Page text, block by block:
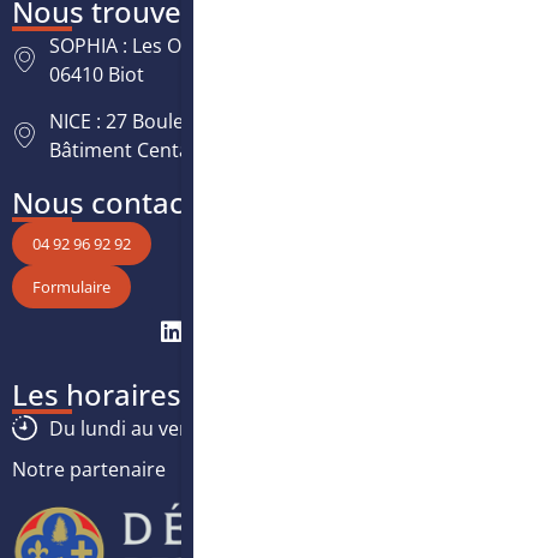
Nous trouver
SOPHIA : Les Oréades, 125 rue des Amandiers,
06410 Biot
NICE : 27 Boulevard Paul Montel Nice Leader -
Bâtiment Centaure, 06200 Nice
Nous contacter
04 92 96 92 92
Formulaire
Les horaires
Du lundi au vendredi :
Notre partenaire